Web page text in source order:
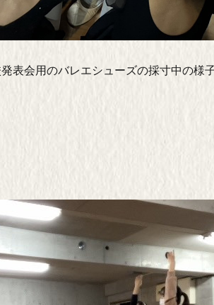
表会用のバレエシューズの採寸中の様